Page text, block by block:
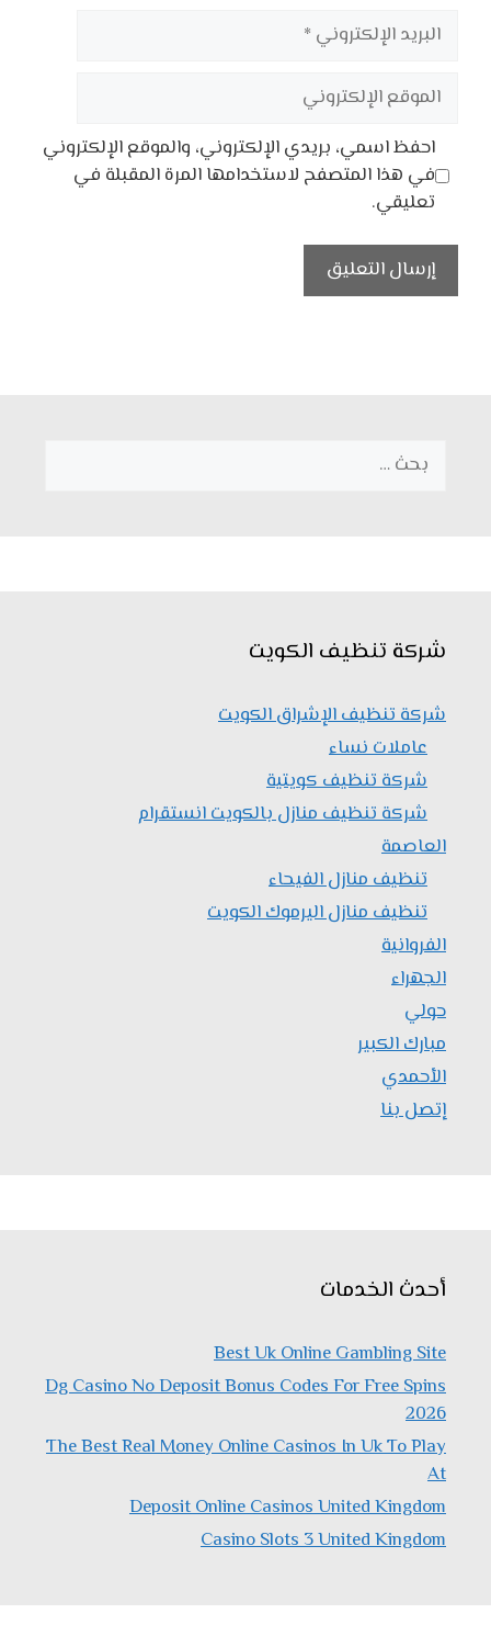
البريد
الإلكتروني
الموقع
الإلكتروني
احفظ اسمي، بريدي الإلكتروني، والموقع الإلكتروني
في هذا المتصفح لاستخدامها المرة المقبلة في
تعليقي.
عن:
شركة تنظيف الكويت
شركة تنظيف الإشراق الكويت
عاملات نساء
شركة تنظيف كويتية
شركة تنظيف منازل بالكويت انستقرام
العاصمة
تنظيف منازل الفيحاء
تنظيف منازل اليرموك الكويت
الفروانية
الجهراء
حولي
مبارك الكبير
الأحمدي
إتصل بنا
أحدث الخدمات
Best Uk Online Gambling Site
Dg Casino No Deposit Bonus Codes For Free Spins
2026
The Best Real Money Online Casinos In Uk To Play
At
Deposit Online Casinos United Kingdom
Casino Slots 3 United Kingdom